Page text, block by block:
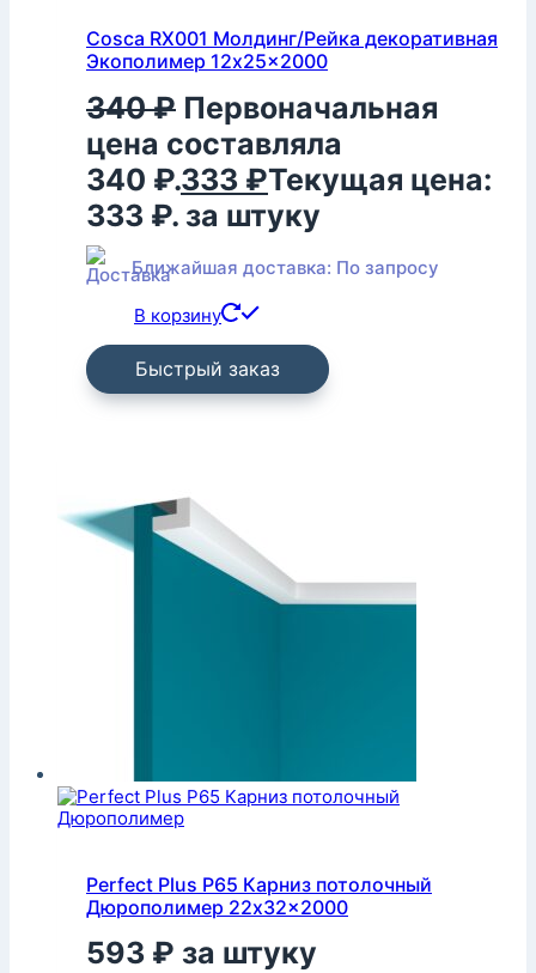
Cosca RX001 Молдинг/Рейка декоративная
Экополимер 12x25x2000
340₽ Первоначальная
цена составляла
340 ₽.333 ₽Текущая цена:
333 ₽. за штуку
Ближайшая доставка: По запросу
В корзину
Быстрый заказ
Perfect Plus P65 Карниз потолочный
Дюрополимер 22x32x2000
593 ₽ за штуку